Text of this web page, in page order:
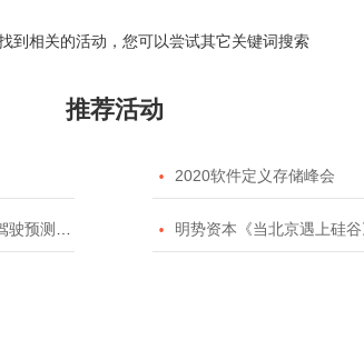
到相关的活动，您可以尝试其它关键词搜索
推荐活动
 2020软件定义存储峰会
挑战赛  明势资本《当北京遇上硅谷》系列